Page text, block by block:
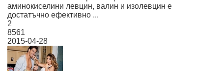
аминокиселини левцин, валин и изолевцин е
достатъчно ефективно ...
2
8561
2015-04-28